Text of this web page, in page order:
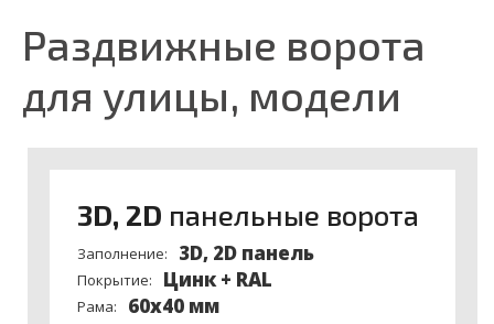
Раздвижные ворота
для улицы, модели
3D, 2D панельные ворота
Заполнение: 3D, 2D панель
Покрытие: Цинк + RAL
Рама: 60x40 мм